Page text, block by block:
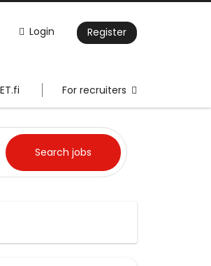
Login Register
For recruiters